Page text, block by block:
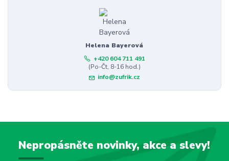
Helena Bayerová
+420 604 711 491
(Po-Čt, 8-16 hod.)
info@zufrik.cz
Nepropásněte novinky, akce a slevy!